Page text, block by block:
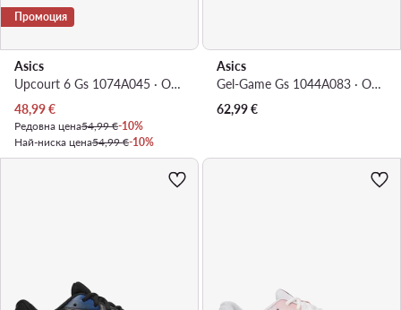
Промоция
Asics
Upcourt 6 Gs 1074A045 · Обувки за зала
Актуална цена
48,99€
Редовна цена54,99 €-10%
Най-ниска цена54,99 €-10%
Asics
Gel-Game Gs 1044A083 · Обувки за тенис
62,99€